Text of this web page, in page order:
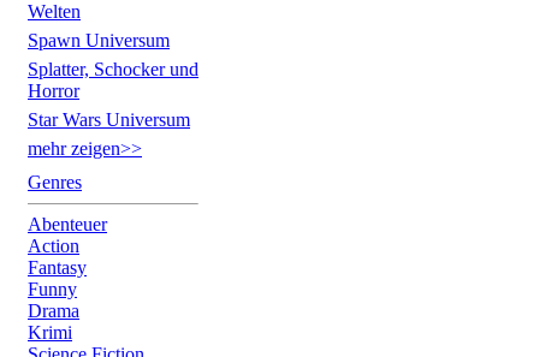
Welten
Spawn Universum
Splatter, Schocker und
Horror
Star Wars Universum
mehr zeigen>>
Genres
Abenteuer
Action
Fantasy
Funny
Drama
Krimi